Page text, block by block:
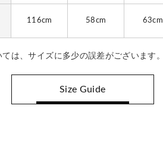
116cm 58cm 63cm
は、サイズに多少の誤差がございます。
Size Guide